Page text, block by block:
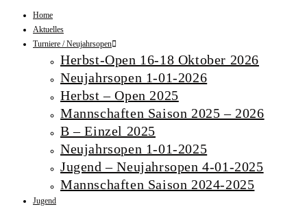
Home
Aktuelles
Turniere / Neujahrsopen
Herbst-Open 16-18 Oktober 2026
Neujahrsopen 1-01-2026
Herbst – Open 2025
Mannschaften Saison 2025 – 2026
B – Einzel 2025
Neujahrsopen 1-01-2025
Jugend – Neujahrsopen 4-01-2025
Mannschaften Saison 2024-2025
Jugend